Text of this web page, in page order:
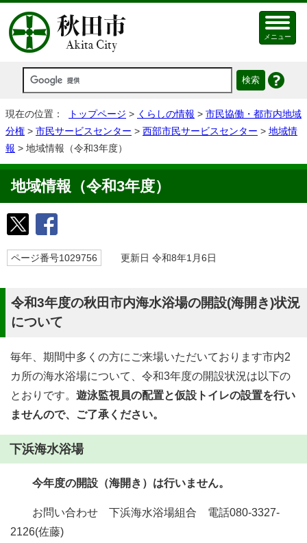
メニュー
現在の位置： トップページ > くらしの情報 > 市民協働・都市内地域
分権 > 市民サービスセンター > 西部市民サービスセンター > 地域情
報 > 地域情報（令和3年度）
地域情報（令和3年度）
ページ番号1029756 更新日 令和8年1月6日
令和3年度の秋田市内海水浴場の開設(海開き)状況
について
毎年、期間中多くの方にご来場いただいております市内2
カ所の海水浴場について、令和3年度の開設状況は以下の
とおりです。 遊泳監視員の配置と仮設トイレの設置を行い
ませんので、ご了承ください。
下浜海水浴場
今年度の開設（海開き）は行いません。
お問い合わせ 下浜海水浴場組合 電話080-3327-
2126(佐藤)